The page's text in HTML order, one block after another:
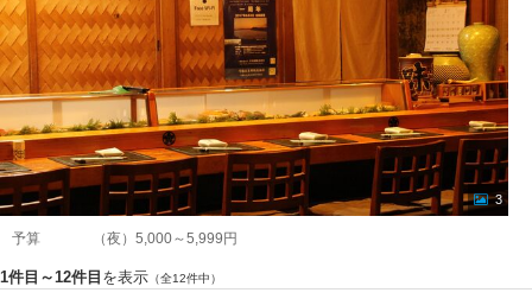
3
予算 （夜）5,000～5,999円
1件目～12件目 を表示 （全12件中）